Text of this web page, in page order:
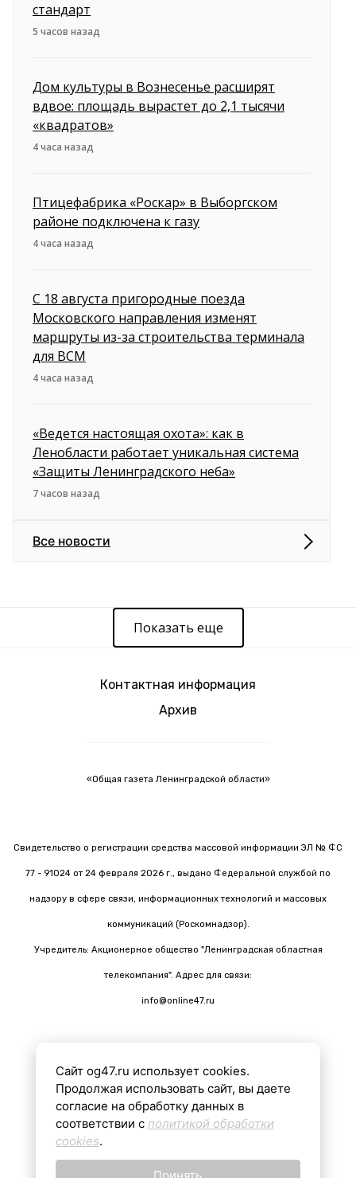
стандарт
5 часов назад
Дом культуры в Вознесенье расширят
вдвое: площадь вырастет до 2,1 тысячи
«квадратов»
4 часа назад
Птицефабрика «Роскар» в Выборгском
районе подключена к газу
4 часа назад
С 18 августа пригородные поезда
Московского направления изменят
маршруты из-за строительства терминала
для ВСМ
4 часа назад
«Ведется настоящая охота»: как в
Ленобласти работает уникальная система
«Защиты Ленинградского неба»
7 часов назад
Все новости
Показать еще
Контактная информация
Архив
«Общая газета Ленинградской области»
Свидетельство о регистрации средства массовой информации ЭЛ № ФС
77 - 91024 от 24 февраля 2026 г., выдано Федеральной службой по
надзору в сфере связи, информационных технологий и массовых
коммуникаций (Роскомнадзор).
Учредитель: Акционерное общество "Ленинградская областная
телекомпания". Адрес для связи:
info@online47.ru
Все материалы на сайте подготовлены с помощью ИИ
16+
Сайт og47.ru использует cookies.
Продолжая использовать сайт, вы даете
согласие на обработку данных в
соответствии с политикой обработки
cookies.